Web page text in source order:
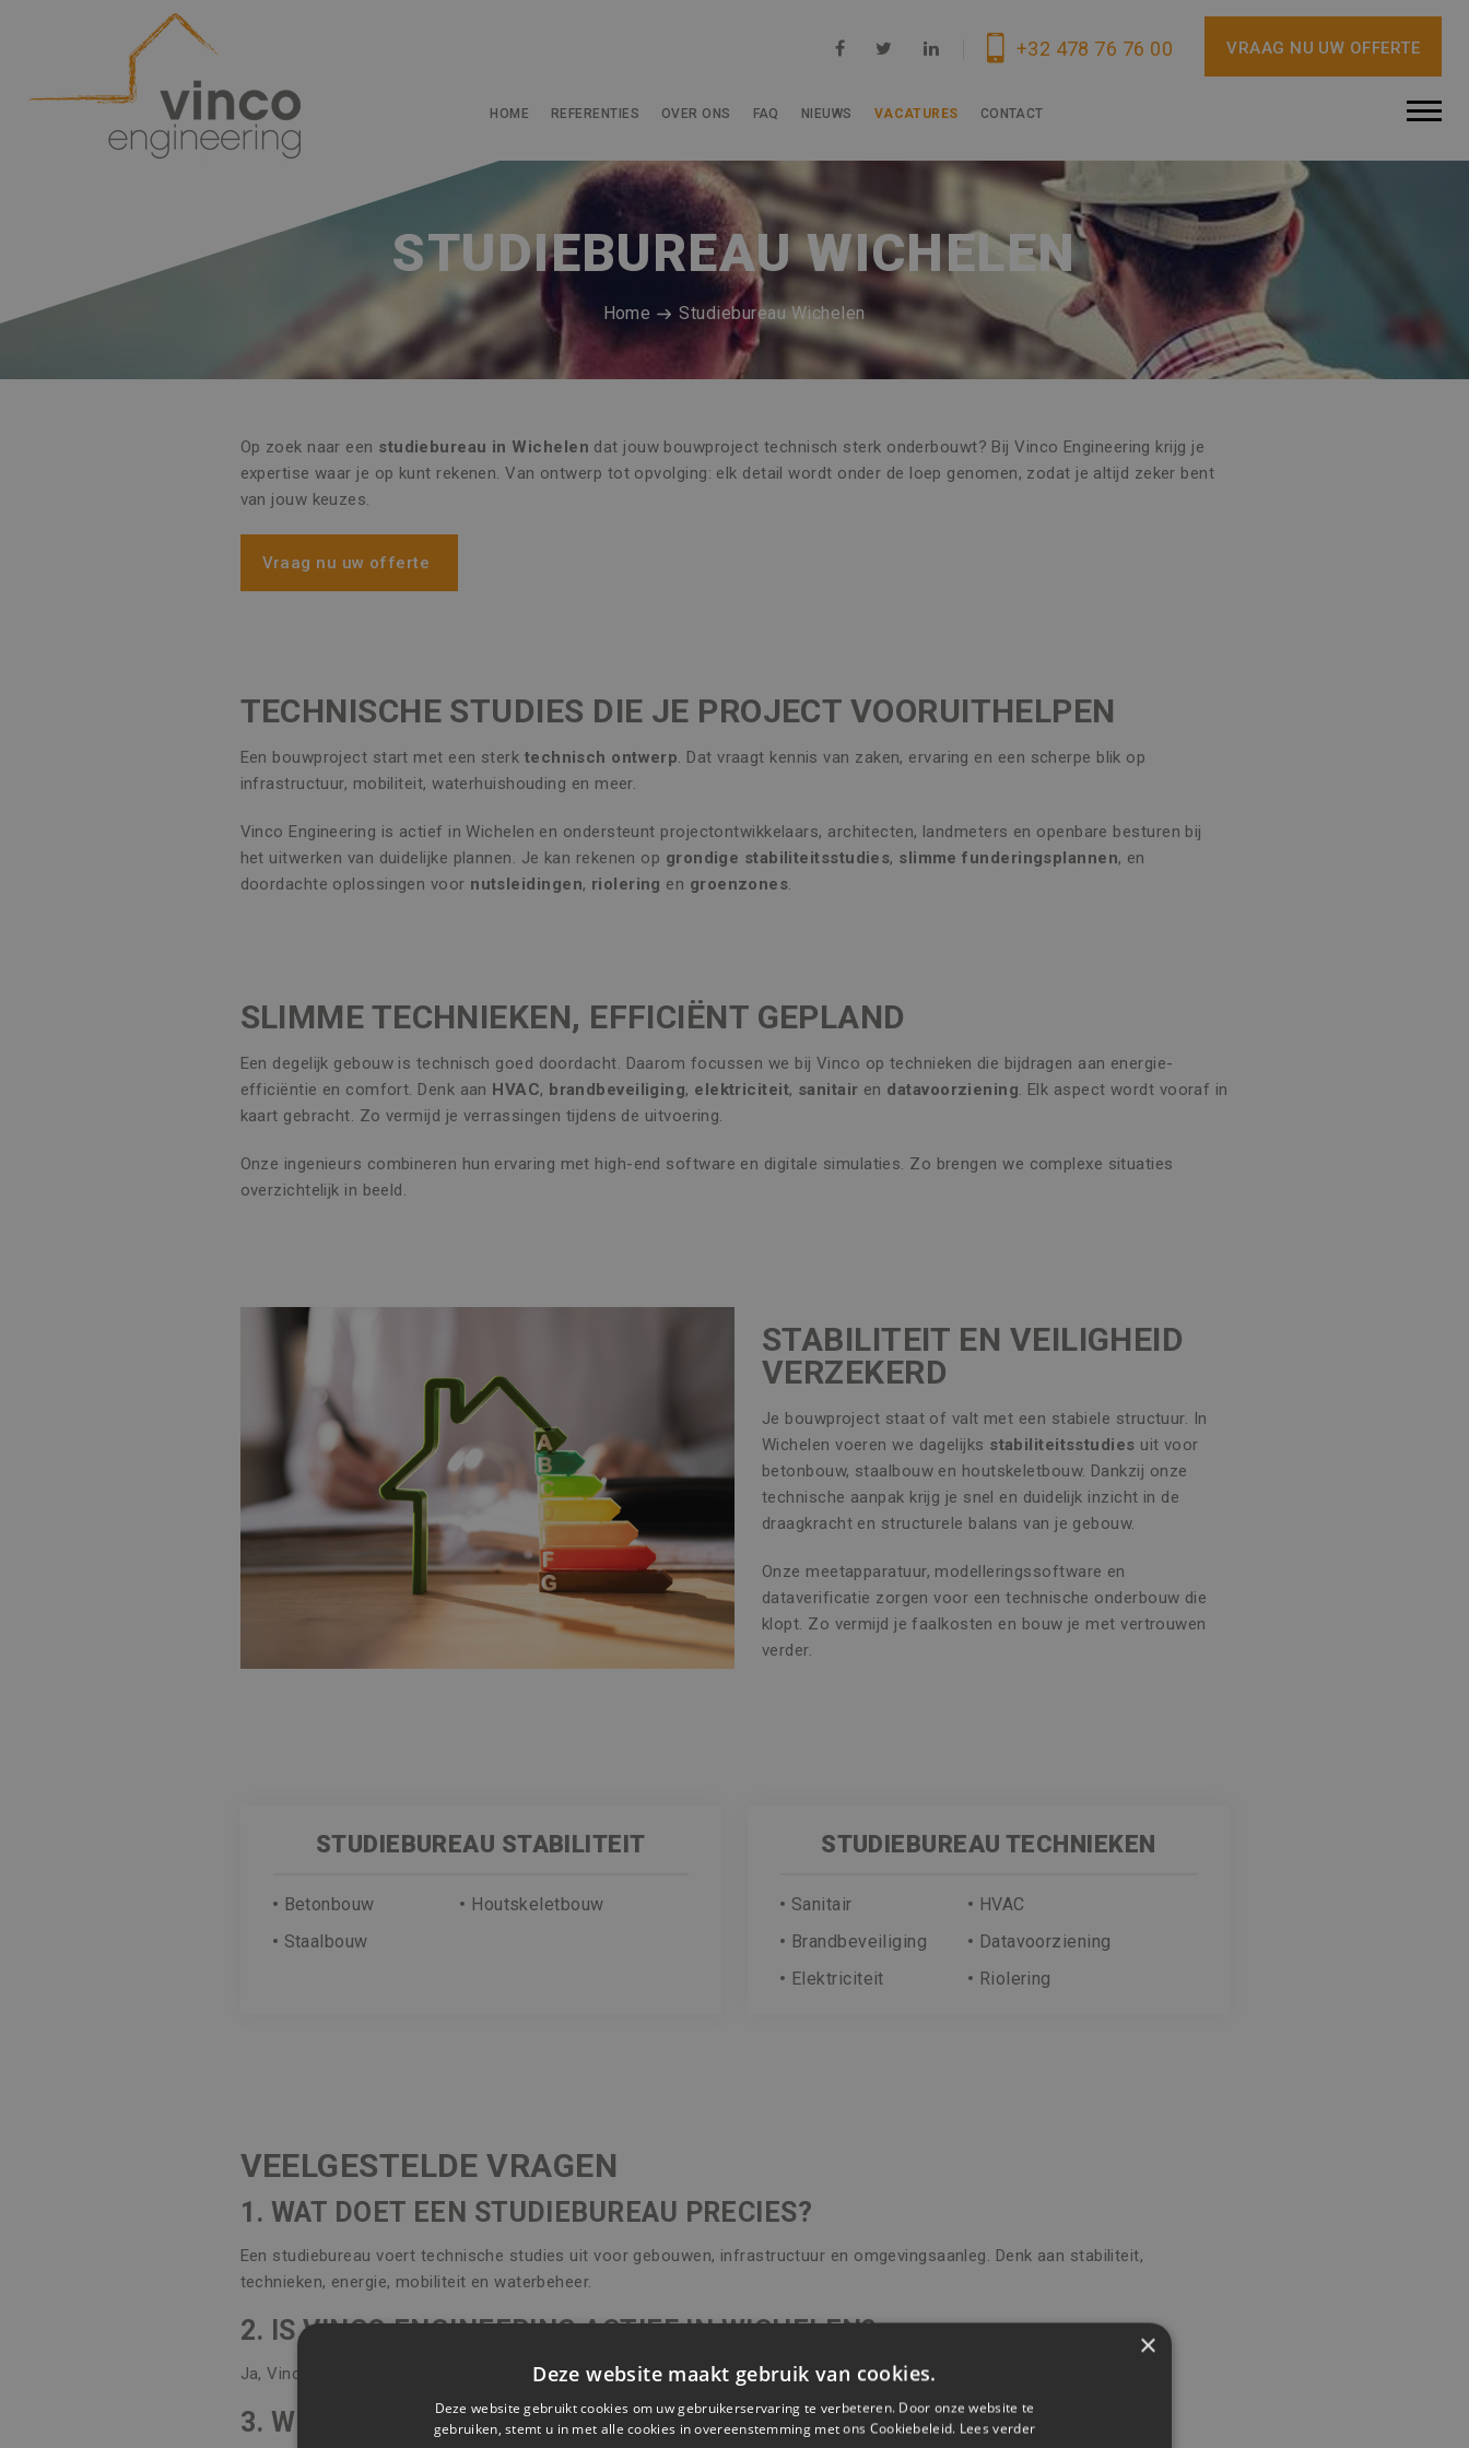
+32 478 76 76 00 VRAAG NU UW OFFERTE
HOME REFERENTIES OVER ONS FAQ NIEUWS VACATURES CONTACT
STUDIEBUREAU WICHELEN
Home Studiebureau Wichelen
Op zoek naar een studiebureau in Wichelen dat jouw bouwproject technisch sterk onderbouwt? Bij Vinco Engineering krijg je
expertise waar je op kunt rekenen. Van ontwerp tot opvolging: elk detail wordt onder de loep genomen, zodat je altijd zeker bent
van jouw keuzes.
Vraag nu uw offerte
TECHNISCHE STUDIES DIE JE PROJECT VOORUITHELPEN
Een bouwproject start met een sterk technisch ontwerp. Dat vraagt kennis van zaken, ervaring en een scherpe blik op
infrastructuur, mobiliteit, waterhuishouding en meer.
Vinco Engineering is actief in Wichelen en ondersteunt projectontwikkelaars, architecten, landmeters en openbare besturen bij
het uitwerken van duidelijke plannen. Je kan rekenen op grondige stabiliteitsstudies, slimme funderingsplannen, en
doordachte oplossingen voor nutsleidingen, riolering en groenzones.
SLIMME TECHNIEKEN, EFFICIËNT GEPLAND
Een degelijk gebouw is technisch goed doordacht. Daarom focussen we bij Vinco op technieken die bijdragen aan energie-
efficiëntie en comfort. Denk aan HVAC, brandbeveiliging, elektriciteit, sanitair en datavoorziening. Elk aspect wordt vooraf in
kaart gebracht. Zo vermijd je verrassingen tijdens de uitvoering.
Onze ingenieurs combineren hun ervaring met high-end software en digitale simulaties. Zo brengen we complexe situaties
overzichtelijk in beeld.
STABILITEIT EN VEILIGHEID
VERZEKERD
Je bouwproject staat of valt met een stabiele structuur. In
Wichelen voeren we dagelijks stabiliteitsstudies uit voor
betonbouw, staalbouw en houtskeletbouw. Dankzij onze
technische aanpak krijg je snel en duidelijk inzicht in de
draagkracht en structurele balans van je gebouw.
Onze meetapparatuur, modelleringssoftware en
dataverificatie zorgen voor een technische onderbouw die
klopt. Zo vermijd je faalkosten en bouw je met vertrouwen
verder.
STUDIEBUREAU STABILITEIT
Betonbouw
Houtskeletbouw
Staalbouw
STUDIEBUREAU TECHNIEKEN
Sanitair
HVAC
Brandbeveiliging
Datavoorziening
Elektriciteit
Riolering
VEELGESTELDE VRAGEN
1. WAT DOET EEN STUDIEBUREAU PRECIES?
Een studiebureau voert technische studies uit voor gebouwen, infrastructuur en omgevingsaanleg. Denk aan stabiliteit,
technieken, energie, mobiliteit en waterbeheer.
2. IS VINCO ENGINEERING ACTIEF IN WICHELEN?
Ja, Vinco Engineering werkt in heel Vlaanderen, inclusief Wichelen. We combineren lokale kennis met technische precisie.
3. WELKE SOFTWARE GEBRUIKEN JULLIE?
×
Deze website maakt gebruik van cookies.
Deze website gebruikt cookies om uw gebruikerservaring te verbeteren. Door onze website te
gebruiken, stemt u in met alle cookies in overeenstemming met ons Cookiebeleid. Lees verder